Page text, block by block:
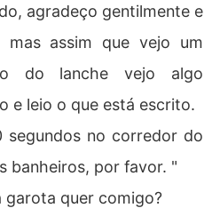
agradeço gentilmente e
assim que vejo um
do lanche vejo algo
e leio o que está escrito.
segundos no corredor do
banheiros, por favor. "
garota quer comigo?